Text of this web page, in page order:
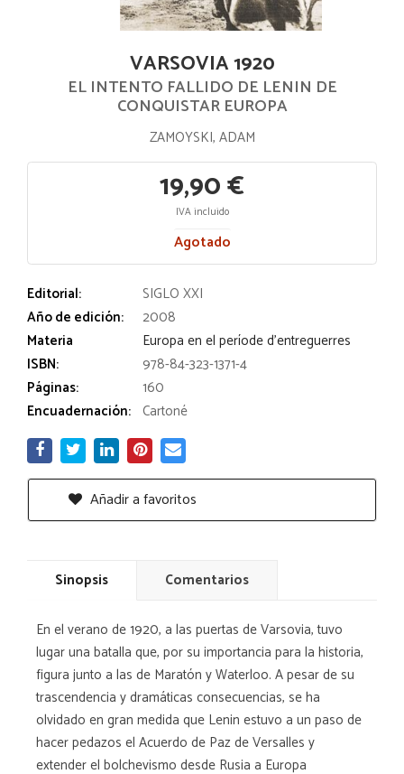
VARSOVIA 1920
EL INTENTO FALLIDO DE LENIN DE
CONQUISTAR EUROPA
ZAMOYSKI, ADAM
19,90 €
IVA incluido
Agotado
Editorial:
SIGLO XXI
Año de edición:
2008
Materia
Europa en el període d'entreguerres
ISBN:
978-84-323-1371-4
Páginas:
160
Encuadernación: Cartoné
Añadir a favoritos
Sinopsis Comentarios
En el verano de 1920, a las puertas de Varsovia, tuvo
lugar una batalla que, por su importancia para la historia,
figura junto a las de Maratón y Waterloo. A pesar de su
trascendencia y dramáticas consecuencias, se ha
olvidado en gran medida que Lenin estuvo a un paso de
hacer pedazos el Acuerdo de Paz de Versalles y
extender el bolchevismo desde Rusia a Europa